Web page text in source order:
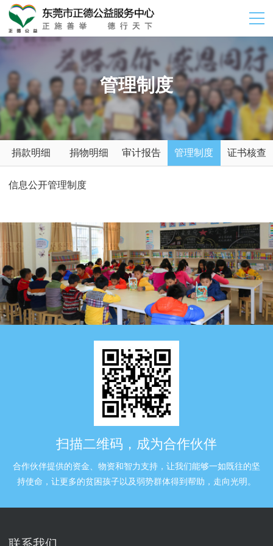
管理制度
捐款明细 捐物明细 审计报告 管理制度 证书核查
信息公开管理制度
扫描二维码，成为合作伙伴
合作伙伴提供的资金、物资和智力支持，让我们能够一如既往的坚
持使命，让更多的贫困孩子以及弱势群体得到帮助，走向光明。